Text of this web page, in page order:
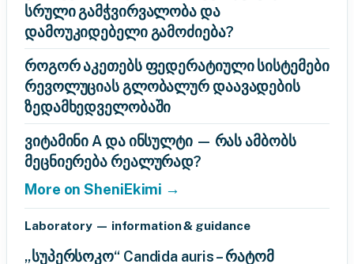
სრული გამჭვირვალობა და
დამოუკიდებელი გამოძიება?
როგორ აკეთებს ფედერატიული სისტემები
რევოლუციას გლობალურ დაავადების
ზედამხედველობაში
ვიტამინი A და ინსულტი — რას ამბობს
მეცნიერება რეალურად?
More on SheniEkimi →
Laboratory — information & guidance
„სუპერსოკო“ Candida auris – რატომ